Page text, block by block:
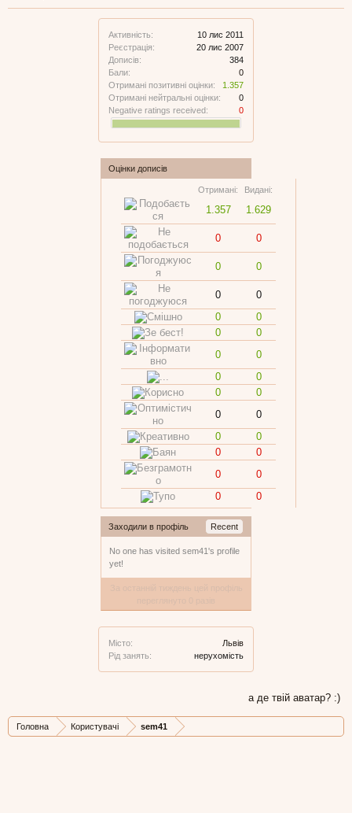
Активність:
10 лис 2011
Реєстрація:
20 лис 2007
Дописів:
384
Бали:
0
Отримані позитивні оцінки:
1.357
Отримані нейтральні оцінки:
0
Negative ratings received:
0
Оцінки дописів
Отримані: Видані:
1.357 1.629
0 0
0 0
0
0
0
0
0
0
0
0
0
0
0
0
0
0
0
0
0
0
0
0
0
0
Заходили в профіль Recent
No one has visited sem41's profile
yet!
Місто:
Львів
Рід занять:
нерухомість
а де твій аватар? :)
Головна Користувачі sem41